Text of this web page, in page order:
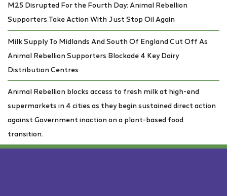
M25 Disrupted For the Fourth Day: Animal Rebellion
Supporters Take Action With Just Stop Oil Again
Milk Supply To Midlands And South Of England Cut Off As
Animal Rebellion Supporters Blockade 4 Key Dairy
Distribution Centres
Animal Rebellion blocks access to fresh milk at high-end
supermarkets in 4 cities as they begin sustained direct action
against Government inaction on a plant-based food
transition.